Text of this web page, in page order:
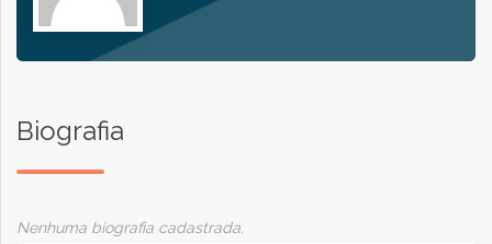
Biografia
Nenhuma biografia cadastrada.